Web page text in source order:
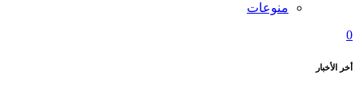
منوعات
0
أخر الأخبار